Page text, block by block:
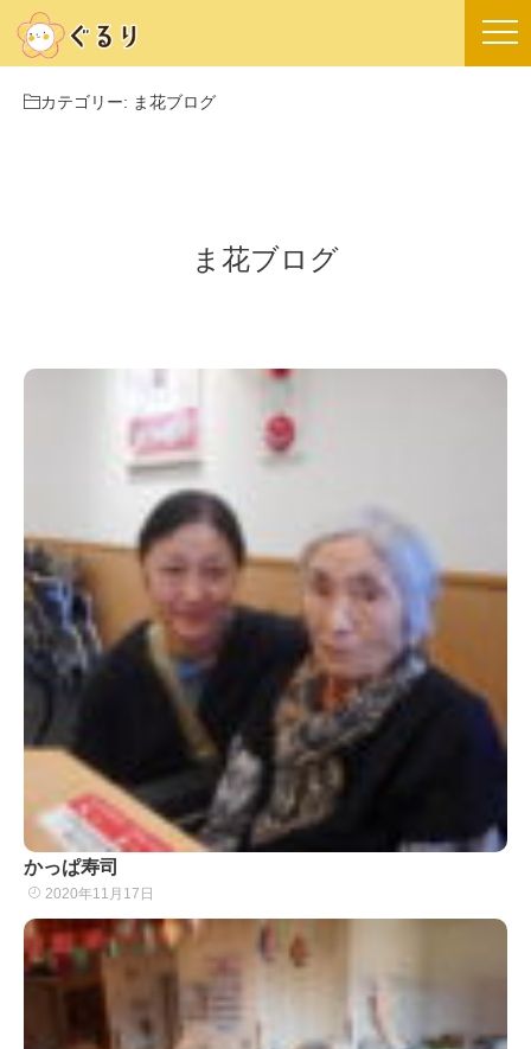
カテゴリー: ま花ブログ
ま花ブログ
かっぱ寿司
2020年11月17日